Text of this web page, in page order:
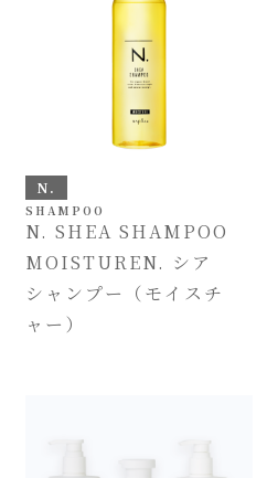
N.
SHAMPOO
N. SHEA SHAMPOO
MOISTUREN. シア
シャンプー（モイスチ
ャー）